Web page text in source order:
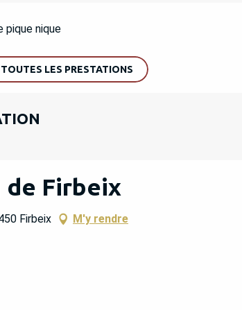
pique nique
LES PRESTATIONS
de Firbeix
Firbeix M'y rendre